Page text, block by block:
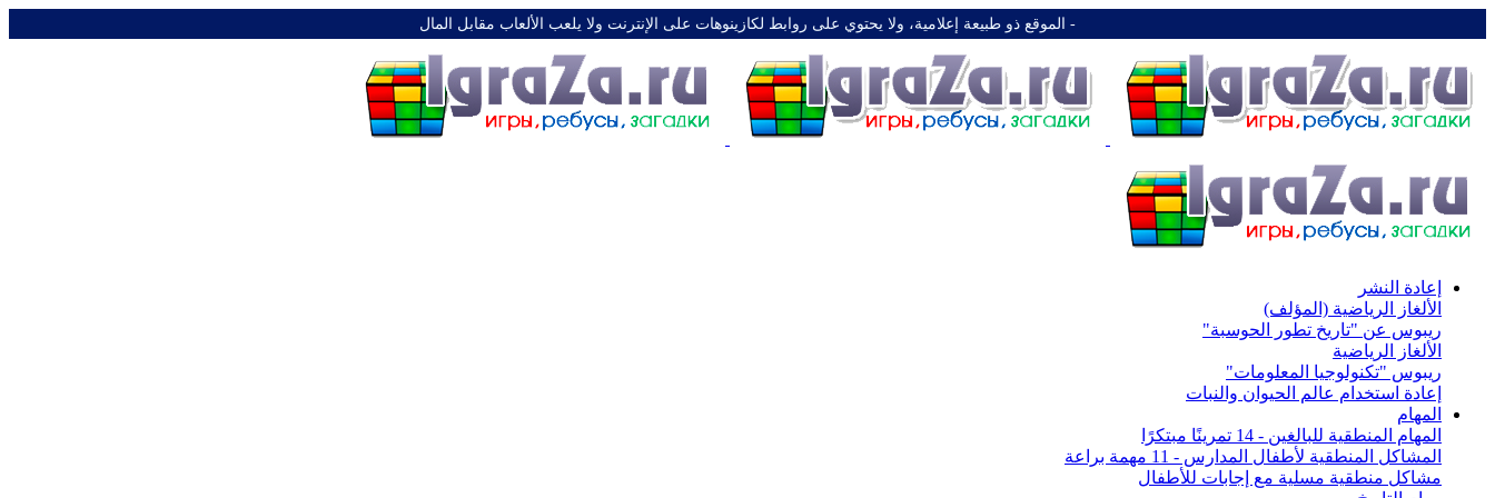
-️ الموقع ذو طبيعة إعلامية، ولا يحتوي على روابط لكازينوهات على الإنترنت ولا يلعب الألعاب مقابل المال
إعادة النشر
الألغاز الرياضية (المؤلف)
ريبوس عن "تاريخ تطور الحوسبة"
الألغاز الرياضية
ريبوس "تكنولوجيا المعلومات"
إعادة استخدام عالم الحيوان والنبات
المهام
المهام المنطقية للبالغين - 14 تمرينًا مبتكرًا
المشاكل المنطقية لأطفال المدارس - 11 مهمة براعة
مشاكل منطقية مسلية مع إجابات للأطفال